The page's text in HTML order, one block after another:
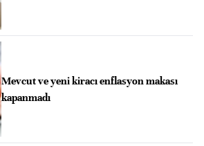
Mevcut ve yeni kiracı enflasyon makası
kapanmadı